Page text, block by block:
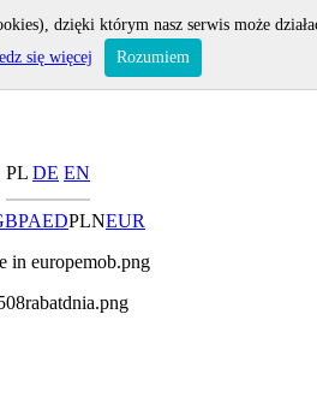
PL DE EN
AEDPLNEUR
dzięki którym nasz serwis może
się więcej Rozumiem